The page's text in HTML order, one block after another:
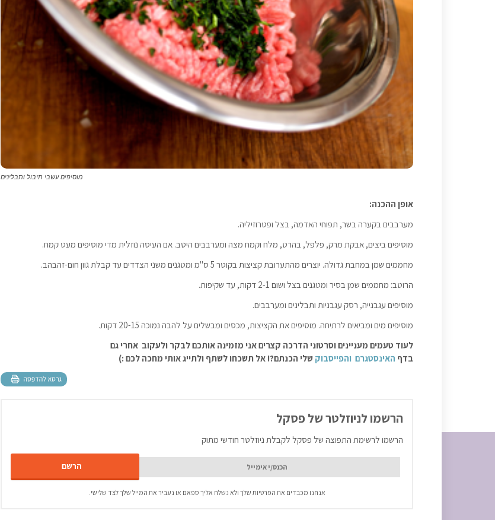
מוסיפים עשבי תיבול ותבלינים
אופן ההכנה:
מערבבים בקערה בשר, תפוחי האדמה, בצל ופטרוזיליה.
מוסיפים ביצים, אבקת מרק, פלפל, בהרט, מלח וקמח מצה ומערבבים היטב. אם העיסה נוזלית מדי מוסיפים מעט קמח.
מחממים שמן במחבת גדולה. יוצרים מהתערובת קציצות בקוטר 5 ס"מ ומטגנים משני הצדדים עד קבלת גוון חום-זהבהב.
הרוטב: מחממים שמן בסיר ומטגנים בצל ושום 2-1 דקות, עד שקיפות.
מוסיפים עגבנייה, רסק עגבניות ותבלינים ומערבבים.
מוסיפים מים ומביאים לרתיחה. מוסיפים את הקציצות, מכסים ומבשלים על להבה נמוכה 20-15 דקות.
לעוד טעמים מעניינים וסרטוני הדרכה קצרים אני מזמינה אותכם לבקר ולעקוב אחרי גם
בדף האינסטגרם והפייסבוק שלי הכנתם?! אל תשכחו לשתף ולתייג אותי מחכה לכם :)
הרשמו לניוזלטר של פסקל
הרשמו לרשימת התפוצה של פסקל לקבלת ניוזלטר חודשי מתוק
אנחנו מכבדים את הפרטיות שלך ולא נשלח אליך ספאם או נעביר את המייל שלך לצד שלישי.